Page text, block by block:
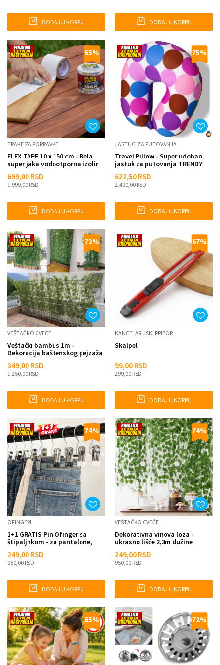
DODAJ U KORPU DODAJ U KORPU
65%
TRAKE ZA POPRAVKE
FLEX TAPE 10 x 150 cm - Bela
super jaka vodootporna izolir
699,00 RSD
1.999,00RSD
DODAJ U KORPU
75%
JASTUCI ZA PUTOVANJA
Travel Pillow - Super udoban
jastuk za putovanja TRENDY
622,50 RSD
2.490,00RSD
DODAJ U KORPU
72%
VEŠTAČKO CVEĆE
Veštački bambus 1m -
Dekoracija baštenskog pejzaža
349,00 RSD
1.250,00RSD
DODAJ U KORPU
67%
KANCELARIJSKI PRIBOR
Skalpel
99,00 RSD
299,00RSD
DODAJ U KORPU
74%
OFINGERI
1+1 GRATIS Pin Ofinger sa
štipaljnkom - za pantalone,
249,00 RSD
950,00RSD
DODAJ U KORPU
74%
VEŠTAČKO CVEĆE
Dekorativna vinova loza -
ukrasno lišće 2,3m dužine
249,00 RSD
950,00RSD
DODAJ U KORPU
65% 72%